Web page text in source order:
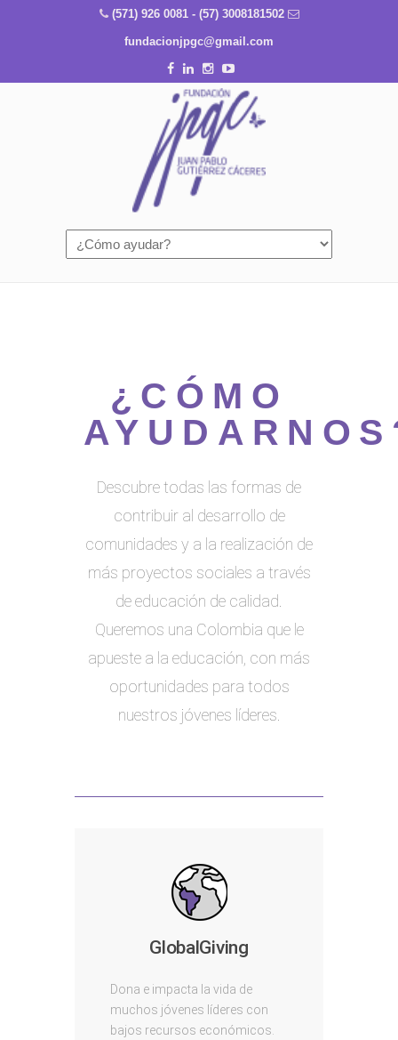
(571) 926 0081 - (57) 3008181502
fundacionjpgc@gmail.com
¿CÓMO
Descubre todas las formas de
contribuir al desarrollo de
comunidades y a la realización de
más proyectos sociales a través
de educación de calidad.
Queremos una Colombia que le
apueste a la educación, con más
oportunidades para todos
nuestros jóvenes líderes.
GlobalGiving
Dona e impacta la vida de
muchos jóvenes líderes con
bajos recursos económicos.